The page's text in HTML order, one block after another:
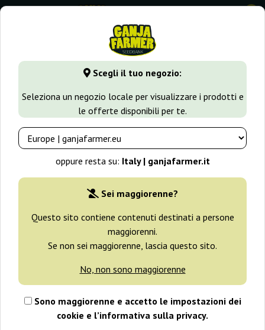
Scegli il tuo negozio:
Seleziona un negozio locale per visualizzare i prodotti e
le offerte disponibili per te.
oppure resta su: Italy | ganjafarmer.it
Sei maggiorenne?
Questo sito contiene contenuti destinati a persone
maggiorenni.
Se non sei maggiorenne, lascia questo sito.
No, non sono maggiorenne
Sono maggiorenne e accetto le impostazioni dei
cookie e l’informativa sulla privacy.
0
GanjaFarmer.it Tipi di Semi Semi Femminizzati di